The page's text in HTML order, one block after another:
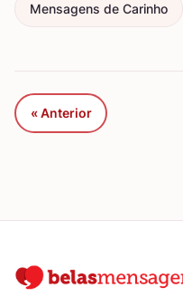
Mensagens de Carinho
« Anterior